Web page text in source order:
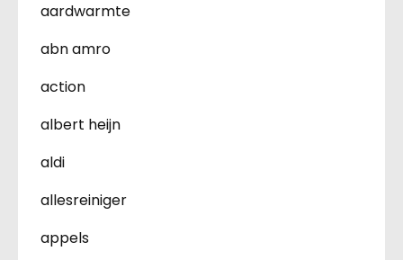
aardwarmte
abn amro
action
albert heijn
aldi
allesreiniger
appels